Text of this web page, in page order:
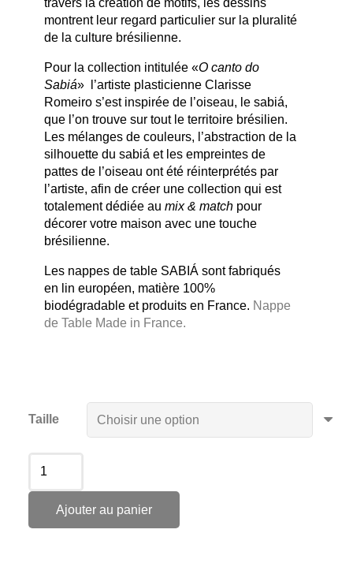
travers la création de motifs, les dessins
montrent leur regard particulier sur la pluralité
de la culture brésilienne.
Pour la collection intitulée «O canto do
Sabiá» l’artiste plasticienne Clarisse
Romeiro s’est inspirée de l’oiseau, le sabiá,
que l’on trouve sur tout le territoire brésilien.
Les mélanges de couleurs, l’abstraction de la
silhouette du sabiá et les empreintes de
pattes de l’oiseau ont été réinterprétés par
l’artiste, afin de créer une collection qui est
totalement dédiée au mix & match pour
décorer votre maison avec une touche
brésilienne.
Les nappes de table SABIÁ sont fabriqués
en lin européen, matière 100%
biodégradable et produits en France. Nappe
de Table Made in France.
Taille
Ajouter au panier